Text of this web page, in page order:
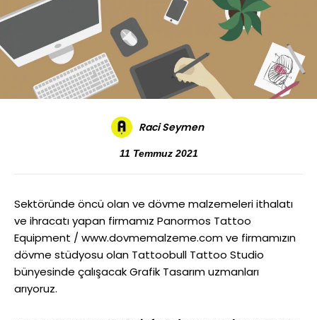
Raci Seymen
11 Temmuz 2021
Sektöründe öncü olan ve dövme malzemeleri ithalatı
ve ihracatı yapan firmamız Panormos Tattoo
Equipment / www.dovmemalzeme.com ve firmamızın
dövme stüdyosu olan Tattoobull Tattoo Studio
bünyesinde çalışacak Grafik Tasarım uzmanları
arıyoruz.